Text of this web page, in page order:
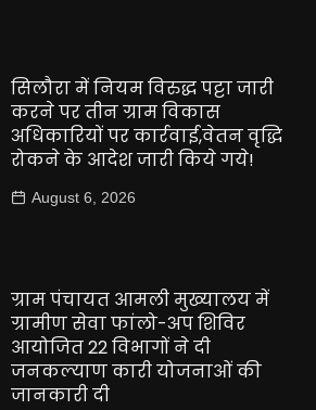
सिलौरा में नियम विरुद्ध पट्टा जारी
करने पर तीन ग्राम विकास
अधिकारियों पर कार्रवाई,वेतन वृद्धि
रोकने के आदेश जारी किये गये!
August 6, 2026
ग्राम पंचायत आमली मुख्यालय में
ग्रामीण सेवा फांलो-अप शिविर
आयोजित 22 विभागों ने दी
जनकल्याण कारी योजनाओं की
जानकारी दी